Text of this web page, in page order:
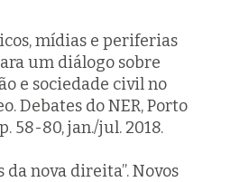
mídias e periferias
um diálogo sobre
e sociedade civil no
Debates do NER, Porto
58-80, jan./jul. 2018.
da nova direita”. Novos